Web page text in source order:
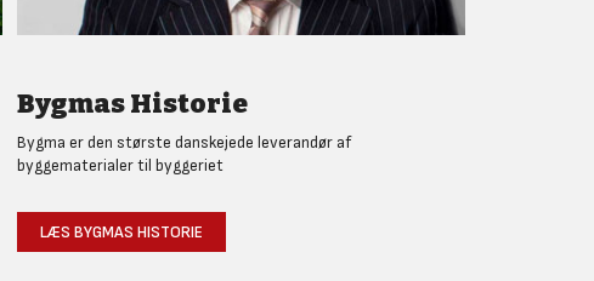
Bygmas Historie
Bygma er den største danskejede leverandør af
byggematerialer til byggeriet
LÆS BYGMAS HISTORIE